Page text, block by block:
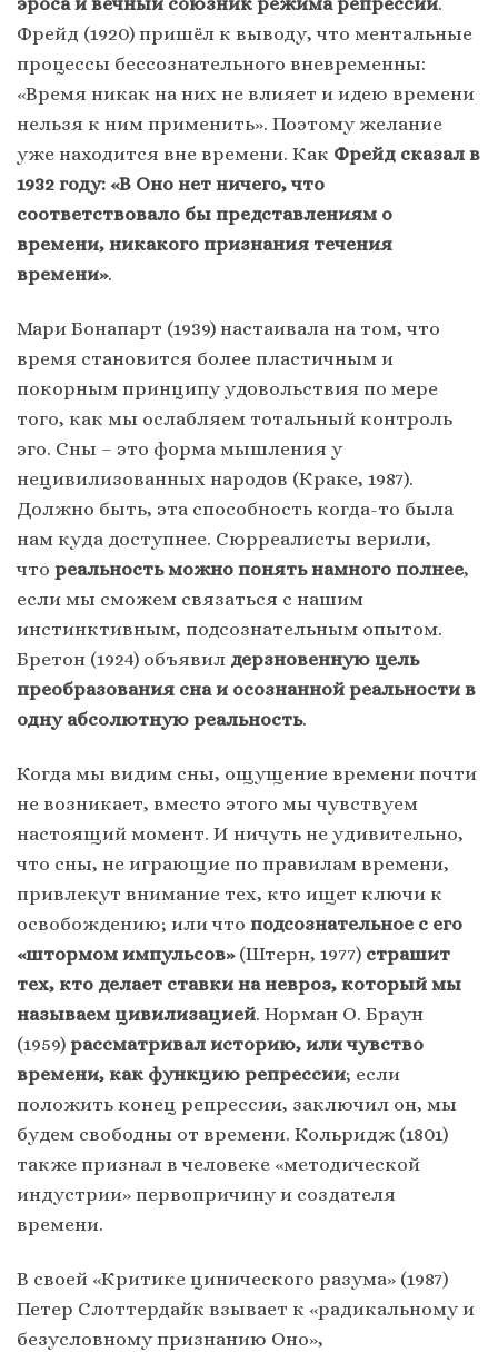
Фрейд (1920) пришёл к выводу, что ментальные
процессы бессознательного вневременны:
«Время никак на них не влияет и идею времени
нельзя к ним применить». Поэтому желание
уже находится вне времени. Как Фрейд сказал в
1932 году: «В Оно нет ничего, что
соответствовало бы представлениям о
времени, никакого признания течения
времени».
Мари Бонапарт (1939) настаивала на том, что
время становится более пластичным и
покорным принципу удовольствия по мере
того, как мы ослабляем тотальный контроль
эго. Сны – это форма мышления у
нецивилизованных народов (Краке, 1987).
Должно быть, эта способность когда-то была
нам куда доступнее. Сюрреалисты верили,
что реальность можно понять намного полнее,
если мы сможем связаться с нашим
инстинктивным, подсознательным опытом.
Бретон (1924) объявил дерзновенную цель
преобразования сна и осознанной реальности в
одну абсолютную реальность.
Когда мы видим сны, ощущение времени почти
не возникает, вместо этого мы чувствуем
настоящий момент. И ничуть не удивительно,
что сны, не играющие по правилам времени,
привлекут внимание тех, кто ищет ключи к
освобождению; или что подсознательное с его
«штормом импульсов»(Штерн, 1977) страшит
тех, кто делает ставки на невроз, который мы
называем цивилизацией. Норман О. Браун
(1959) рассматривал историю, или чувство
времени, как функцию репрессии; если
положить конец репрессии, заключил он, мы
будем свободны от времени. Кольридж (1801)
также признал в человеке «методической
индустрии» первопричину и создателя
времени.
В своей «Критике цинического разума» (1987)
Петер Слоттердайк взывает к «радикальному и
безусловному признанию Оно»,